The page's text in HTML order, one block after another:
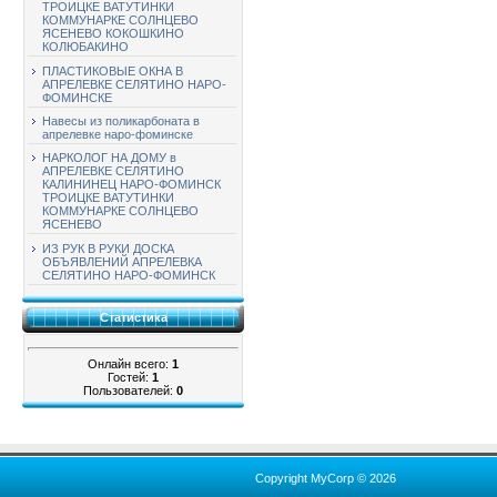
ТРОИЦКЕ ВАТУТИНКИ
КОММУНАРКЕ СОЛНЦЕВО
ЯСЕНЕВО КОКОШКИНО
КОЛЮБАКИНО
ПЛАСТИКОВЫЕ ОКНА В
АПРЕЛЕВКЕ СЕЛЯТИНО НАРО-
ФОМИНСКЕ
Навесы из поликарбоната в
апрелевке наро-фоминске
НАРКОЛОГ НА ДОМУ в
АПРЕЛЕВКЕ СЕЛЯТИНО
КАЛИНИНЕЦ НАРО-ФОМИНСК
ТРОИЦКЕ ВАТУТИНКИ
КОММУНАРКЕ СОЛНЦЕВО
ЯСЕНЕВО
ИЗ РУК В РУКИ ДОСКА
ОБЪЯВЛЕНИЙ АПРЕЛЕВКА
СЕЛЯТИНО НАРО-ФОМИНСК
Статистика
Онлайн всего: 1
Гостей: 1
Пользователей: 0
Copyright MyCorp © 2026